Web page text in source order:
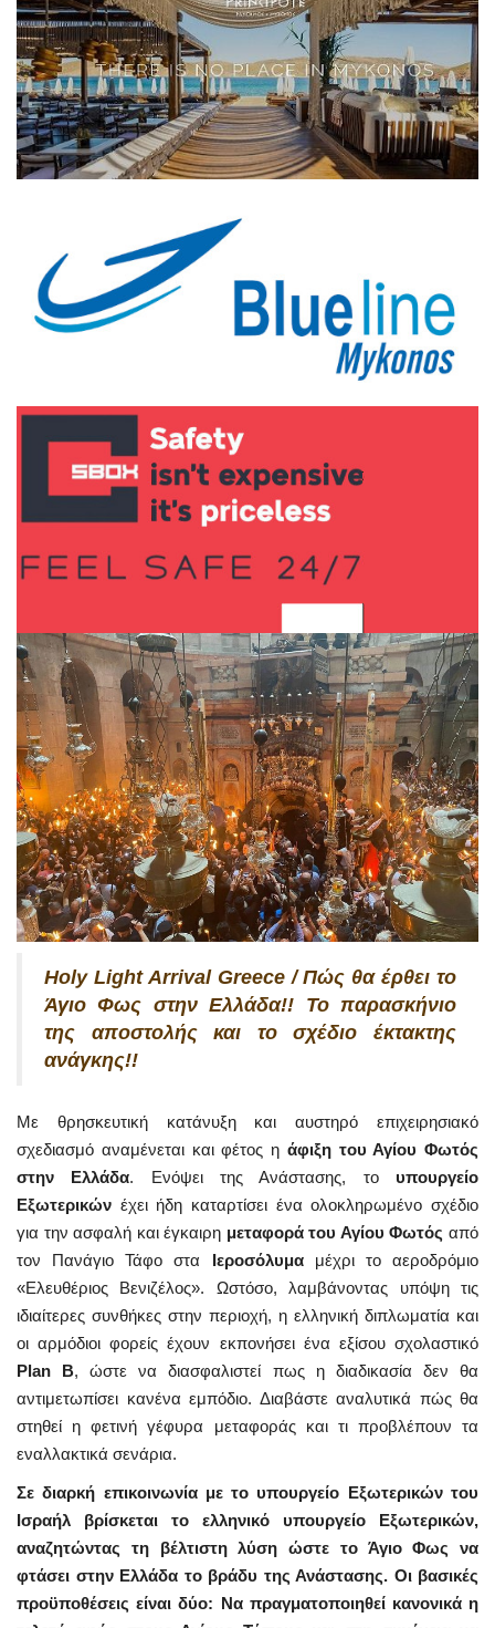
Γλώσσα
Ελληνικά English
Holy Light Arrival Greece / Πώς θα έρθει το
Άγιο Φως στην Ελλάδα!! Το παρασκήνιο
της αποστολής και το σχέδιο έκτακτης
ανάγκης!!
Με θρησκευτική κατάνυξη και αυστηρό επιχειρησιακό
σχεδιασμό αναμένεται και φέτος η άφιξη του Αγίου Φωτός
στην Ελλάδα. Ενόψει της Ανάστασης, το υπουργείο
Εξωτερικών έχει ήδη καταρτίσει ένα ολοκληρωμένο σχέδιο
για την ασφαλή και έγκαιρη μεταφορά του Αγίου Φωτός από
τον Πανάγιο Τάφο στα Ιεροσόλυμαμέχρι το αεροδρόμιο
«Ελευθέριος Βενιζέλος». Ωστόσο, λαμβάνοντας υπόψη τις
ιδιαίτερες συνθήκες στην περιοχή, η ελληνική διπλωματία και
οι αρμόδιοι φορείς έχουν εκπονήσει ένα εξίσου σχολαστικό
Plan B, ώστε να διασφαλιστεί πως η διαδικασία δεν θα
αντιμετωπίσει κανένα εμπόδιο. Διαβάστε αναλυτικά πώς θα
στηθεί η φετινή γέφυρα μεταφοράς και τι προβλέπουν τα
εναλλακτικά σενάρια.
Σε διαρκή επικοινωνία με το υπουργείο Εξωτερικών του
Ισραήλ βρίσκεται το ελληνικό υπουργείο Εξωτερικών,
αναζητώντας τη βέλτιστη λύση ώστε το Άγιο Φως να
φτάσει στην Ελλάδα το βράδυ της Ανάστασης. Οι βασικές
προϋποθέσεις είναι δύο: Να πραγματοποιηθεί κανονικά η